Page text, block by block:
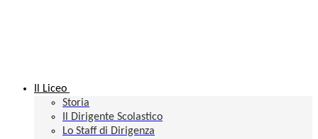
Il Liceo
Storia
Il Dirigente Scolastico
Lo Staff di Dirigenza